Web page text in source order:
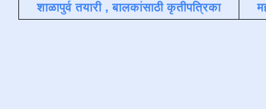
शाळापुर्व तयारी , बालकांसाठी कृतीपत्रिका